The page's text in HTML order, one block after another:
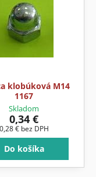
klobúková M14
1167
Skladom
0,34 €
0,28 € bez DPH
Do košíka